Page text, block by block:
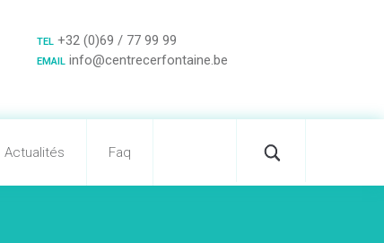
TEL +32 (0)69 / 77 99 99
EMAIL info@centrecerfontaine.be
Actualités Faq